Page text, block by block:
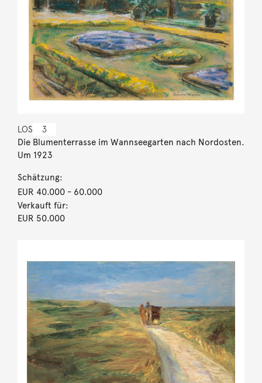
LOS 3
Die Blumenterrasse im Wannseegarten nach Nordosten.
Um 1923
Schätzung:
EUR 40.000- 60.000
Verkauft für:
EUR 50.000